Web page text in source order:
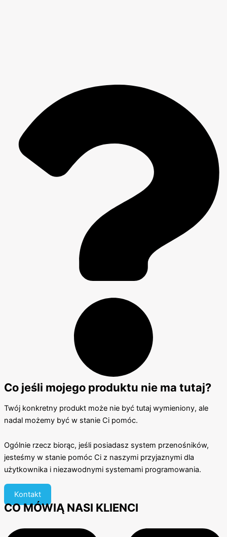
Co jeśli mojego produktu nie ma tutaj?
Twój konkretny produkt może nie być tutaj wymieniony, ale
nadal możemy być w stanie Ci pomóc.
Ogólnie rzecz biorąc, jeśli posiadasz system przenośników,
jesteśmy w stanie pomóc Ci z naszymi przyjaznymi dla
użytkownika i niezawodnymi systemami programowania.
Kontakt
CO MÓWIĄ NASI KLIENCI